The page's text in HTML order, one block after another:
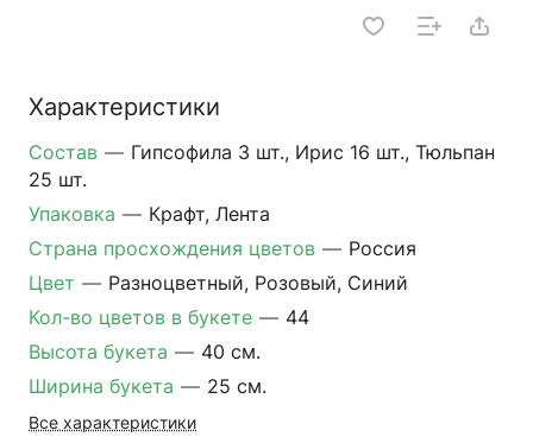
Характеристики
Состав — Гипсофила 3 шт., Ирис 16 шт., Тюльпан
25 шт.
Упаковка — Крафт, Лента
Страна просхождения цветов — Россия
Цвет — Разноцветный, Розовый, Синий
Кол-во цветов в букете — 44
Высота букета — 40 см.
Ширина букета — 25 см.
Все характеристики